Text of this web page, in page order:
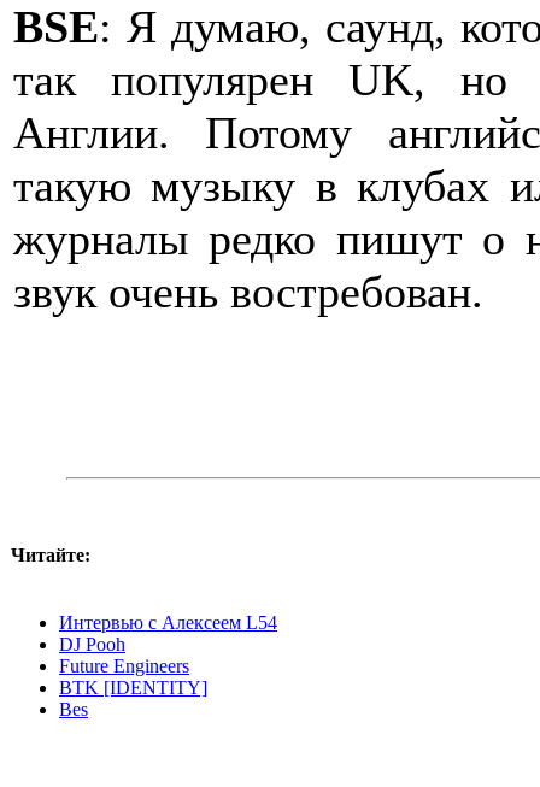
BSE: Я думаю, саунд,
так популярен UK, но
Англии. Потому
такую музыку в клубах
журналы редко пишут о
звук очень востребован.
Читайте:
Интервью с Алексеем L54
DJ Pooh
Future Engineers
BTK [IDENTITY]
Bes